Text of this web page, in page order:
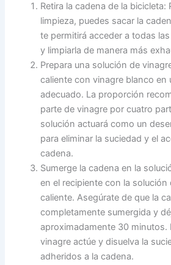
Retira la cadena de la bicicleta:
limpieza, puedes sacar la
te permitirá acceder a todas
y limpiarla de manera más
Prepara una solución de
caliente con vinagre blanco en
adecuado. La proporción
parte de vinagre por cuatro
solución actuará como un
para eliminar la suciedad y el
cadena.
Sumerge la cadena en la
en el recipiente con la solución
caliente. Asegúrate de que la
completamente sumergida y
aproximadamente 30 minutos.
vinagre actúe y disuelva la
adheridos a la cadena.